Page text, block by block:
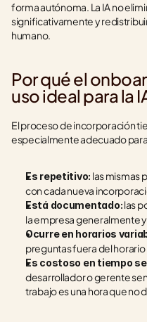
forma autónoma. La IA no
significativamente y
humano.
Por qué el
uso ideal para la
El proceso de incorporación
especialmente adecuado
Es repetitivo: las mismas
con cada nueva
Está documentado: las
la empresa generalmente
Ocurre en horarios
preguntas fuera del
Es costoso en tiempo
desarrollador o gerente
trabajo es una hora que no